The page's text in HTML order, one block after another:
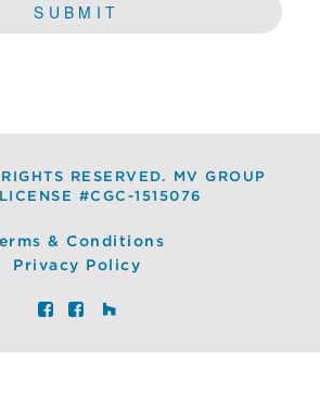
RESERVED. MV GROUP
#CGC-1515076
& Conditions
Privacy Policy